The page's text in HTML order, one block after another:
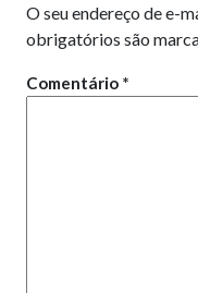
O seu endereço de e-
obrigatórios são
Comentário *